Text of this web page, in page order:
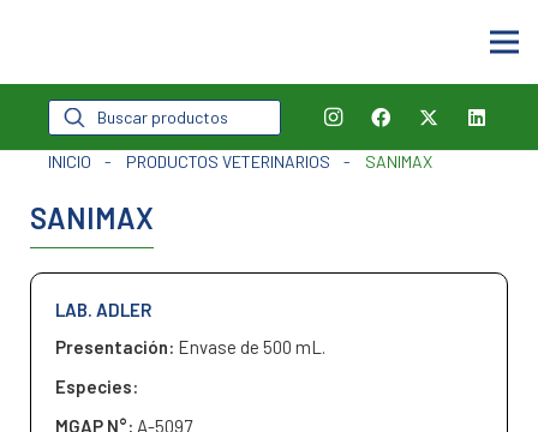
Búsqueda
de
productos
INICIO - PRODUCTOS VETERINARIOS - SANIMAX
SANIMAX
LAB. ADLER
Presentación: Envase de 500 mL.
Especies:
MGAP N°: A-5097